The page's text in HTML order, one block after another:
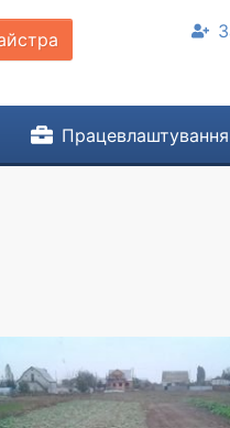
Працевлаштування